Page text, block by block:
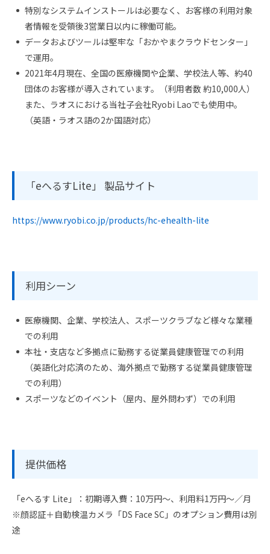
特別なシステムインストールは必要なく、お客様の利用対象
者情報を受領後3営業日以内に稼働可能。
データおよびツールは堅牢な「おかやまクラウドセンター」
で運用。
2021年4月現在、全国の医療機関や企業、学校法人等、約40
団体のお客様が導入されています。（利用者数 約10,000人）
また、ラオスにおける当社子会社Ryobi Laoでも使用中。
（英語・ラオス語の2か国語対応）
「eへるすLite」 製品サイト
https://www.ryobi.co.jp/products/hc-ehealth-lite
利用シーン
医療機関、企業、学校法人、スポーツクラブなど様々な業種
での利用
本社・支店など多拠点に勤務する従業員健康管理での利用
（英語化対応済のため、海外拠点で勤務する従業員健康管理
での利用）
スポーツなどのイベント（屋内、屋外問わず）での利用
提供価格
「eへるす Lite」：初期導入費：10万円～、利用料1万円～／月
※顔認証＋自動検温カメラ「DS Face SC」のオプション費用は別
途